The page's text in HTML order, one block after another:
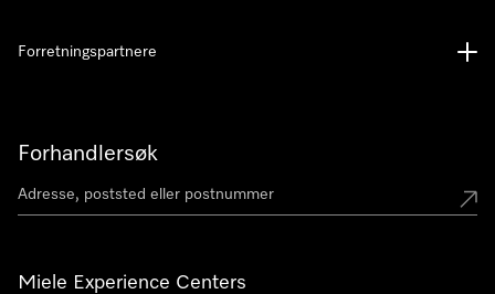
Forhandlersøk
Miele Experience Centers
Forretningspartnere